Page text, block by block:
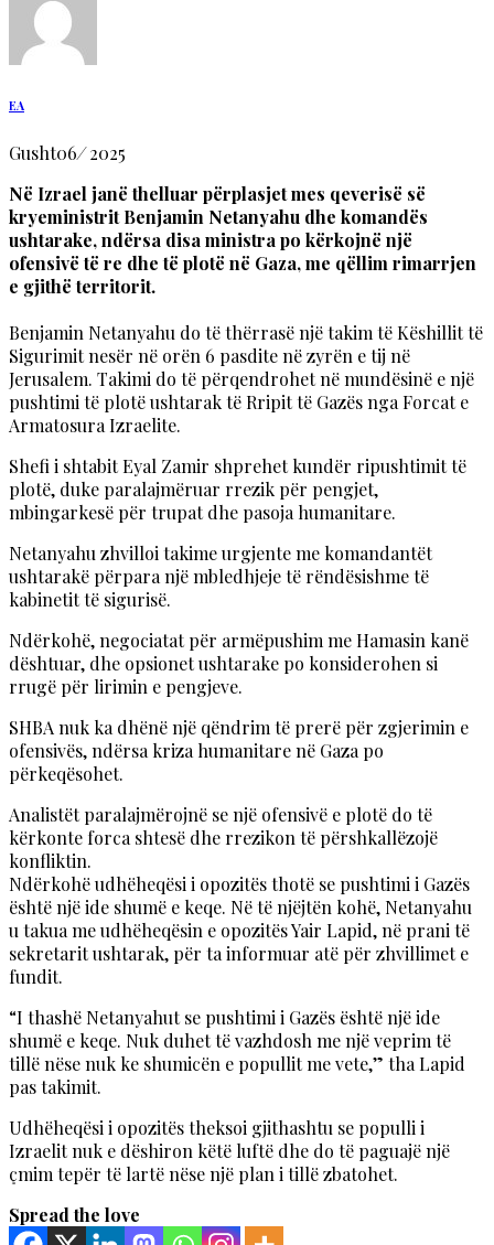
EA
Gusht06/2025
Në Izrael janë thelluar përplasjet mes qeverisë së
kryeministrit Benjamin Netanyahu dhe komandës
ushtarake, ndërsa disa ministra po kërkojnë një
ofensivë të re dhe të plotë në Gaza, me qëllim rimarrjen
e gjithë territorit.
Benjamin Netanyahu do të thërrasë një takim të Këshillit të
Sigurimit nesër në orën 6 pasdite në zyrën e tij në
Jerusalem. Takimi do të përqendrohet në mundësinë e një
pushtimi të plotë ushtarak të Rripit të Gazës nga Forcat e
Armatosura Izraelite.
Shefi i shtabit Eyal Zamir shprehet kundër ripushtimit të
plotë, duke paralajmëruar rrezik për pengjet,
mbingarkesë për trupat dhe pasoja humanitare.
Netanyahu zhvilloi takime urgjente me komandantët
ushtarakë përpara një mbledhjeje të rëndësishme të
kabinetit të sigurisë.
Ndërkohë, negociatat për armëpushim me Hamasin kanë
dështuar, dhe opsionet ushtarake po konsiderohen si
rrugë për lirimin e pengjeve.
SHBA nuk ka dhënë një qëndrim të prerë për zgjerimin e
ofensivës, ndërsa kriza humanitare në Gaza po
përkeqësohet.
Analistët paralajmërojnë se një ofensivë e plotë do të
kërkonte forca shtesë dhe rrezikon të përshkallëzojë
konfliktin.
Ndërkohë udhëheqësi i opozitës thotë se pushtimi i Gazës
është një ide shumë e keqe. Në të njëjtën kohë, Netanyahu
u takua me udhëheqësin e opozitës Yair Lapid, në prani të
sekretarit ushtarak, për ta informuar atë për zhvillimet e
fundit.
“I thashë Netanyahut se pushtimi i Gazës është një ide
shumë e keqe. Nuk duhet të vazhdosh me një veprim të
tillë nëse nuk ke shumicën e popullit me vete,” tha Lapid
pas takimit.
Udhëheqësi i opozitës theksoi gjithashtu se populli i
Izraelit nuk e dëshiron këtë luftë dhe do të paguajë një
çmim tepër të lartë nëse një plan i tillë zbatohet.
Spread the love